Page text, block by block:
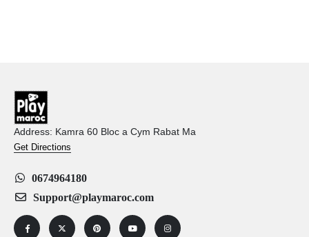
Address: Kamra 60 Bloc a Cym Rabat Ma
Get Directions
0674964180
Support@playmaroc.com